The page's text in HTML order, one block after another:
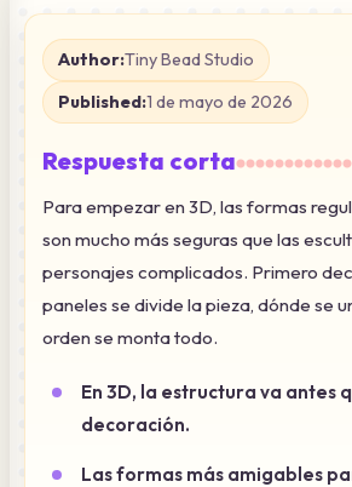
Author:Tiny Bead Studio
Published:1 de mayo de 2026
Respuesta corta
Para empezar en 3D, las formas
son mucho más seguras que las
personajes complicados. Primero
paneles se divide la pieza, dónde se
orden se monta todo.
En 3D, la estructura va antes
decoración.
Las formas más amigables